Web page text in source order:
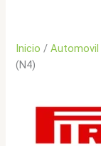
Inicio /Automovil
(N4)